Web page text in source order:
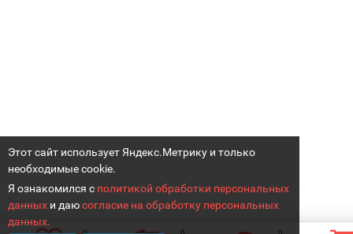
Этот сайт использует Яндекс.Метрику и только
необходимые cookie.
Я ознакомился с политикой обработки персональных
данных и даюсогласие на обработку персональных
данных.